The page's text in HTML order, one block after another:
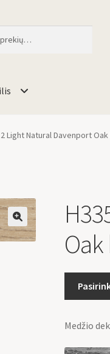
Light Natural Davenport
🔍
Medžio